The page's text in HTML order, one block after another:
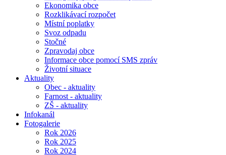
Ekonomika obce
Rozklikávací rozpočet
Místní poplatky
Svoz odpadu
Stočné
Zpravodaj obce
Informace obce pomocí SMS zpráv
Životní situace
Aktuality
Obec - aktuality
Farnost - aktuality
ZŠ - aktuality
Infokanál
Fotogalerie
Rok 2026
Rok 2025
Rok 2024